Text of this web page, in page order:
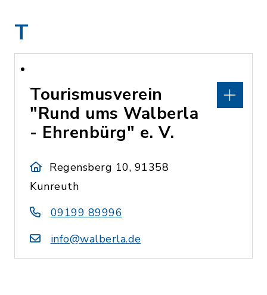
T
Tourismusverein
"Rund ums Walberla
- Ehrenbürg" e. V.
Regensberg 10, 91358
Kunreuth
09199 89996
info@walberla.de